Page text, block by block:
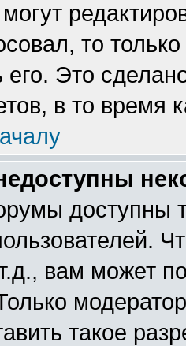
то
его. Это
в то время
доступны
вам может
такое